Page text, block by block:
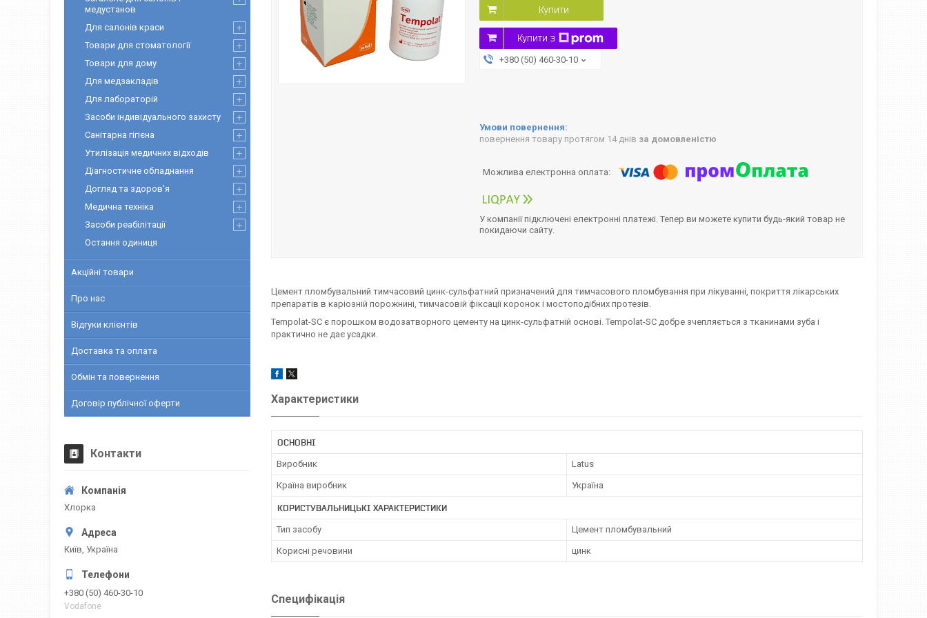
Купити
Купити з
+380 (50) 460-30-10
повернення товару протягом 14 днів за домовленістю
У компанії підключені електронні платежі. Тепер ви можете купити будь-який товар не
покидаючи сайту.
Цемент пломбувальний тимчасовий цинк-сульфатний призначений для тимчасового пломбування при лікуванні, покриття лікарських
препаратів в каріозній порожнині, тимчасовій фіксації коронок і мостоподібних протезів.
Tempolat-SC є порошком водозатворного цементу на цинк-сульфатній основі. Tempolat-SC добре зчепляється з тканинами зуба і
практично не дає усадки.
Характеристики
ОСНОВНІ
Виробник Latus
Країна виробник Україна
КОРИСТУВАЛЬНИЦЬКІ ХАРАКТЕРИСТИКИ
Тип засобу Цемент пломбувальний
Корисні речовини цинк
Специфікація
медустанов
Для салонів краси
Товари для стоматології
Товари для дому
Для медзакладів
Для лабораторій
Засоби індивідуального захисту
Санітарна гігієна
Утилізація медичних відходів
Діагностичне обладнання
Догляд та здоров'я
Медична техніка
Засоби реабілітації
Остання одиниця
Акційні товари
Про нас
Відгуки клієнтів
Доставка та оплата
Обмін та повернення
Договір публічної оферти
Контакти
Хлорка
Київ, Україна
+380 (50) 460-30-10
Vodafone